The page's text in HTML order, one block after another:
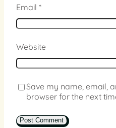
Email *
Website
Save my name, email,
browser for the next